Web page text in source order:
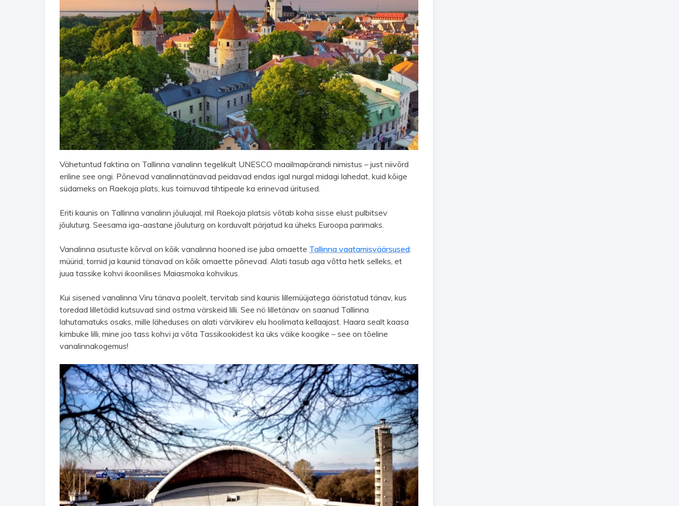
Vähetuntud faktina on Tallinna vanalinn tegelikult UNESCO maailmapärandi nimistus – just niivõrd
eriline see ongi. Põnevad vanalinnatänavad peidavad endas igal nurgal midagi lahedat, kuid kõige
südameks on Raekoja plats, kus toimuvad tihtipeale ka erinevad üritused.
Eriti kaunis on Tallinna vanalinn jõuluajal, mil Raekoja platsis võtab koha sisse elust pulbitsev
jõuluturg. Seesama iga-aastane jõuluturg on korduvalt pärjatud ka üheks Euroopa parimaks.
Vanalinna asutuste kõrval on kõik vanalinna hooned ise juba omaette Tallinna vaatamisväärsused:
müürid, tornid ja kaunid tänavad on kõik omaette põnevad. Alati tasub aga võtta hetk selleks, et
juua tassike kohvi ikoonilises Maiasmoka kohvikus.
Kui sisened vanalinna Viru tänava poolelt, tervitab sind kaunis lillemüüjatega ääristatud tänav, kus
toredad lilletädid kutsuvad sind ostma värskeid lilli. See nö lilletänav on saanud Tallinna
lahutamatuks osaks, mille läheduses on alati värvikirev elu hoolimata kellaajast. Haara sealt kaasa
kimbuke lilli, mine joo tass kohvi ja võta Tassikookidest ka üks väike koogike – see on tõeline
vanalinnakogemus!